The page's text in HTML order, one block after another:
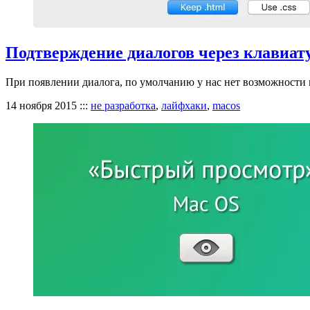
Подтверждение диалогов через
При появлении диалога, по умолчанию у нас нет
14 ноября 2015 ::: не разработка, лайфхаки, macos